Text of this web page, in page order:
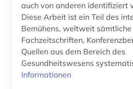
basteln (1)
bauen (1)
bauen im bestand (1)
auch von anderen identifiziert
Diese Arbeit ist ein Teil des
Bemühens, weltweit sämtliche
Fachzeitschriften,
Quellen aus dem Bereich des
Gesundheitswesens
Informationen